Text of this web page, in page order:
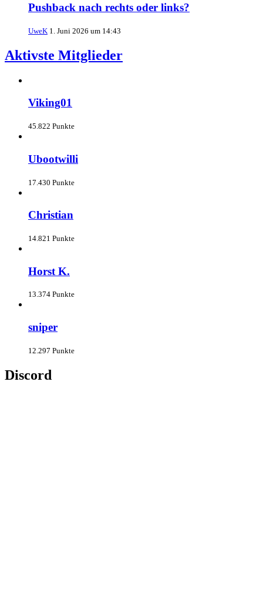
Pushback nach rechts oder links?
UweK 1. Juni 2026 um 14:43
Aktivste Mitglieder
Viking01
45.822 Punkte
Ubootwilli
17.430 Punkte
Christian
14.821 Punkte
Horst K.
13.374 Punkte
sniper
12.297 Punkte
Discord